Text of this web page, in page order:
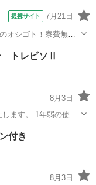
提携サイト 7月21日
オシゴト！寮費無料
未経験活躍中！高時
トレビソⅡ
8月3日
ます。 1年弱の使用
せん。 座り心地は程
しています。 ペット
チソファー
付き
8月3日